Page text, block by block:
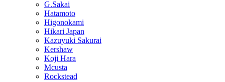
G.Sakai
Hatamoto
Higonokami
Hikari Japan
Kazuyuki Sakurai
Kershaw
Koji Hara
Mcusta
Rockstead